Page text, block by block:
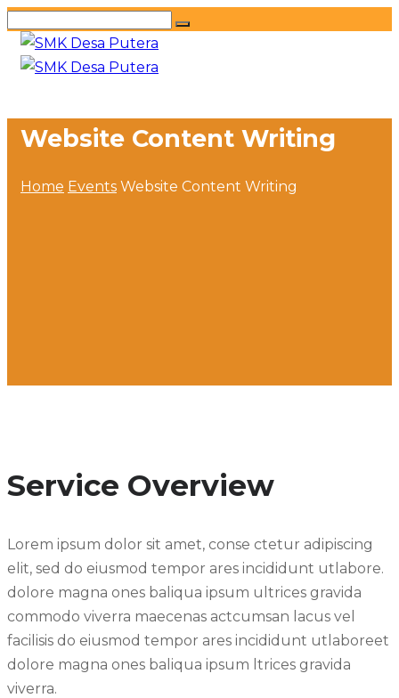
Website Content Writing
Home Events Website Content Writing
Service Overview
Lorem ipsum dolor sit amet, conse ctetur adipiscing
elit, sed do eiusmod tempor ares incididunt utlabore.
dolore magna ones baliqua ipsum ultrices gravida
commodo viverra maecenas actcumsan lacus vel
facilisis do eiusmod tempor ares incididunt utlaboreet
dolore magna ones baliqua ipsum ltrices gravida
viverra.